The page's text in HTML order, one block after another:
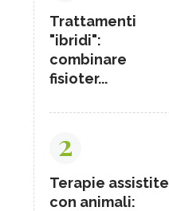
Trattamenti
"ibridi":
combinare
fisioter...
2
Terapie assistite
con animali: